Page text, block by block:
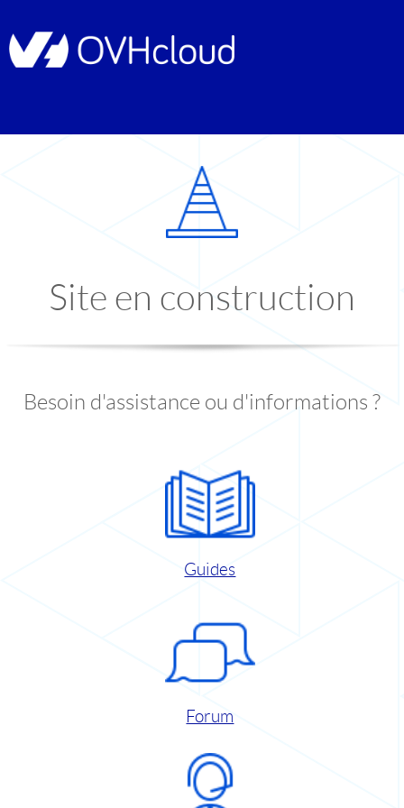
Site en construction
Besoin d'assistance ou d'informations ?
Guides
Forum